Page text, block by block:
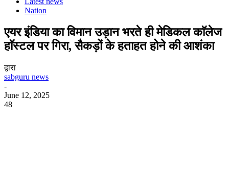
Nation
एयर इंडिया का विमान उड़ान भरते ही मेडिकल काॅलेज
हाॅस्टल पर गिरा, सैकड़ों के हताहत होने की आशंका
द्वारा
sabguru news
-
June 12, 2025
48